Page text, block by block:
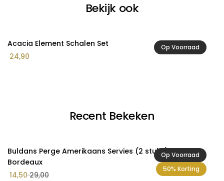
Bekijk ook
Op Voorraad
Acacia Element Schalen Set
24,90
Recent Bekeken
Op Voorraad
50% Korting
Buldans Perge Amerikaans Servies (2 stuks) Rustiek
Bordeaux
14,5029,00